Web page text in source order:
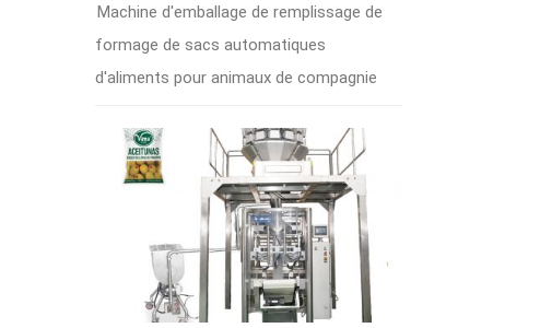
Machine d'emballage de remplissage de
formage de sacs automatiques
d'aliments pour animaux de compagnie